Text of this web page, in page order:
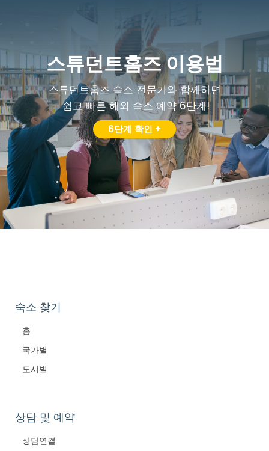
스튜던트홈즈 이용법
스튜던트홈즈 숙소 전문가와 함께하면
쉽고 빠른 해외 숙소 예약 6단계!
6단계 확인 +
숙소 찾기
홈
국가별
도시별
상담 및 예약
상담연결